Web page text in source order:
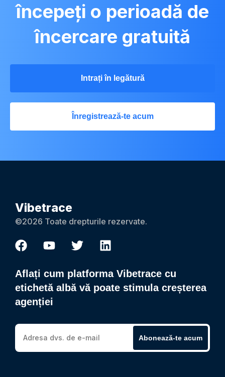
începeți o perioadă de
încercare gratuită
Intrați în legătură
Înregistrează-te acum
Vibetrace
©2026 Toate drepturile rezervate.
Aflați cum platforma Vibetrace cu
etichetă albă vă poate stimula creșterea
agenției
Abonează-te acum